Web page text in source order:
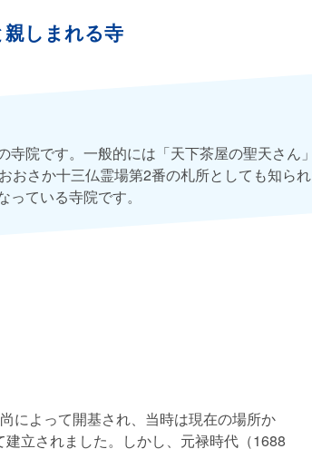
親しまれる寺
院です。一般的には「天下茶屋の聖天さん」
おさか十三仏霊場第2番の札所としても知られ
ている寺院です。
によって開基され、当時は現在の場所か
立されました。しかし、元禄時代（1688